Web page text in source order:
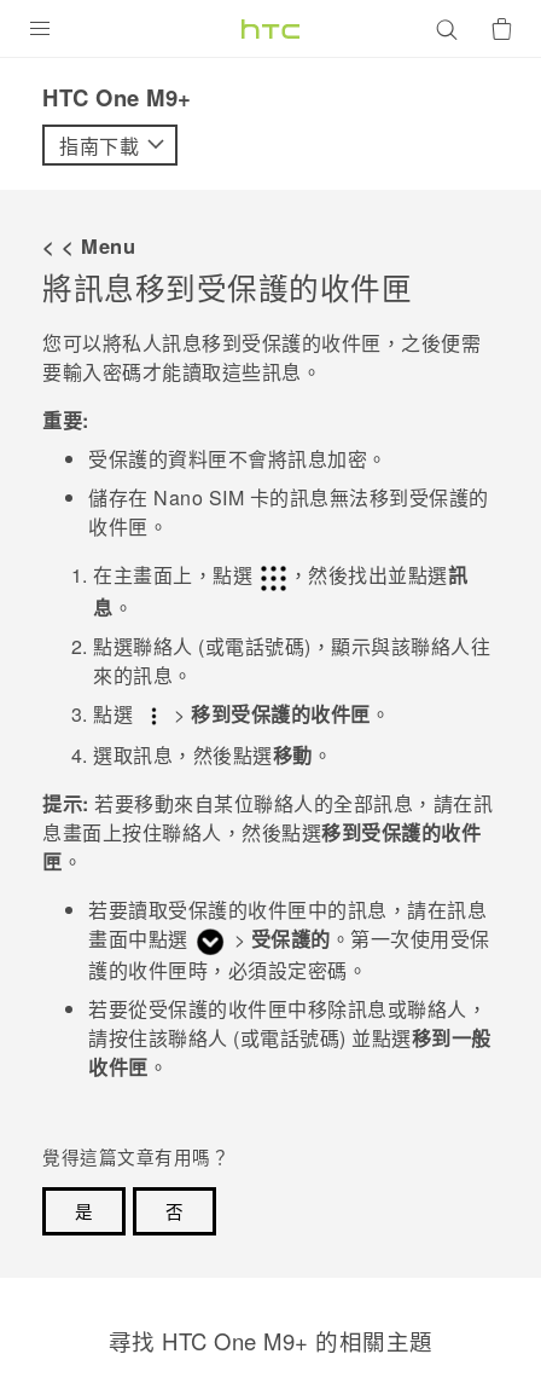
VIVE
配件
優惠專區
焦點訊息
校園專案
企業採購
銷售門市
支援服務
VIVELAND
HTC One M9+‎
指南下載
< < Menu
將訊息移到受保護的收件匣
您可以將私人訊息移到受保護的收件匣，之後便需
要輸入密碼才能讀取這些訊息。
重要:
受保護的資料匣不會將訊息加密。
儲存在 Nano SIM 卡的訊息無法移到受保護的
收件匣。
在主畫面上，點選 ，然後找出並點選訊
息 。
點選聯絡人 (或電話號碼)，顯示與該聯絡人往
來的訊息。
點選
> 移到受保護的收件匣 。
選取訊息，然後點選移動 。
提示: 若要移動來自某位聯絡人的全部訊息，請在訊
息畫面上按住聯絡人，然後點選移到受保護的收件
匣 。
若要讀取受保護的收件匣中的訊息，請在訊息
畫面中點選
> 受保護的 。第一次使用受保
護的收件匣時，必須設定密碼。
若要從受保護的收件匣中移除訊息或聯絡人，
請按住該聯絡人 (或電話號碼) 並點選移到一般
收件匣 。
覺得這篇文章有用嗎？
是
否
尋找 HTC One M9+ 的相關主題